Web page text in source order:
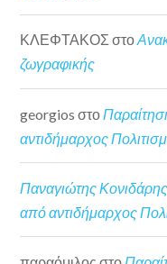
ΚΛΕΦΤΑΚΟΣ στο
ζωγραφικής
georgios στο
αντιδήμαρχος
Παναγιώτης Κονιδάρης
από αντιδήμαρχος